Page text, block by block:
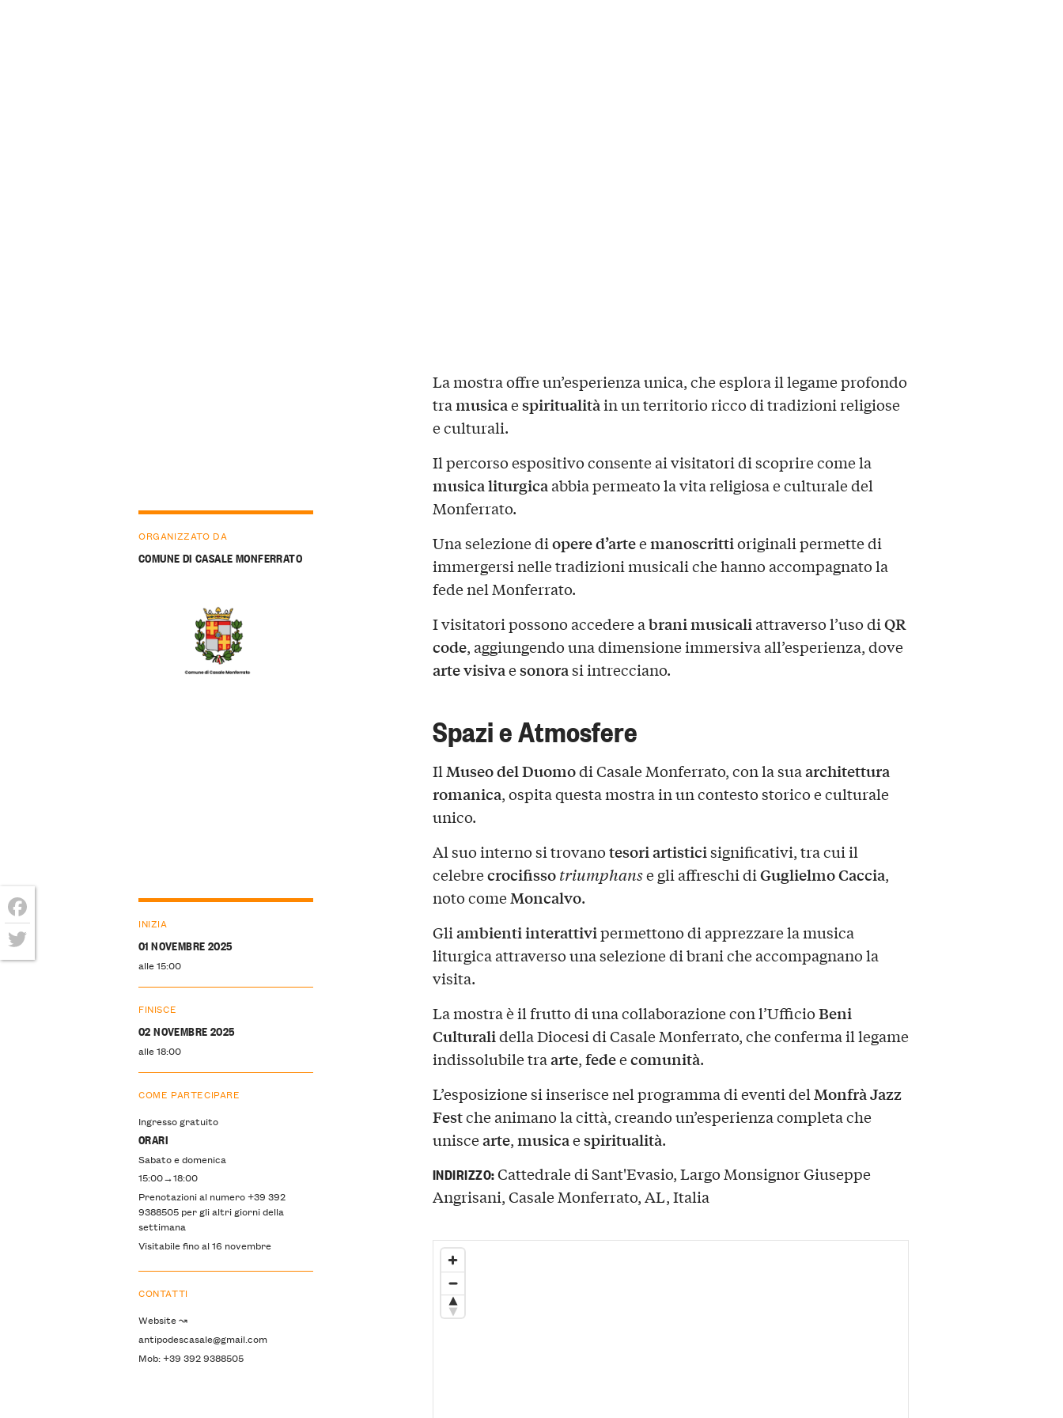
La mostra offre un’esperienza unica, che esplora il legame profondo
tramusicaespiritualitàin un territorio ricco di tradizioni religiose
e culturali.
Il percorso espositivo consente ai visitatori di scoprire come la
musica liturgicaabbia permeato la vita religiosa e culturale del
Monferrato.
Una selezione diopere d’arteemanoscrittioriginali permette di
immergersi nelle tradizioni musicali che hanno accompagnato la
fede nel Monferrato.
I visitatori possono accedere abrani musicaliattraverso l’uso diQR
code, aggiungendo una dimensione immersiva all’esperienza, dove
arte visivaesonorasi intrecciano.
Spazi e Atmosfere
IlMuseo del Duomodi Casale Monferrato, con la suaarchitettura
romanica, ospita questa mostra in un contesto storico e culturale
unico.
Al suo interno si trovanotesori artisticisignificativi, tra cui il
celebrecrocifissotriumphanse gli affreschi diGuglielmo Caccia,
noto comeMoncalvo.
Gliambienti interattivipermettono di apprezzare la musica
liturgica attraverso una selezione di brani che accompagnano la
visita.
La mostra è il frutto di una collaborazione con l’UfficioBeni
Culturalidella Diocesi di Casale Monferrato, che conferma il legame
indissolubile traarte,fedeecomunità.
L’esposizione si inserisce nel programma di eventi del Monfrà Jazz
Festche animano la città, creando un’esperienza completa che
uniscearte,musicaespiritualità.
ORGANIZZATO DA
COMUNE DI CASALE MONFERRATO
INIZIA
01 NOVEMBRE 2025
alle 15:00
FINISCE
02 NOVEMBRE 2025
alle 18:00
COME PARTECIPARE
Ingresso gratuito
ORARI
Sabato e domenica
15:00→18:00
Prenotazioni al numero +39 392
9388505 per gli altri giorni della
settimana
Visitabile fino al 16 novembre
CONTATTI
Website ↝
antipodescasale@gmail.com
Mob: +39 392 9388505
INDIRIZZO:Cattedrale di Sant'Evasio, Largo Monsignor Giuseppe
Angrisani, Casale Monferrato, AL, Italia
Facebook
Twitter